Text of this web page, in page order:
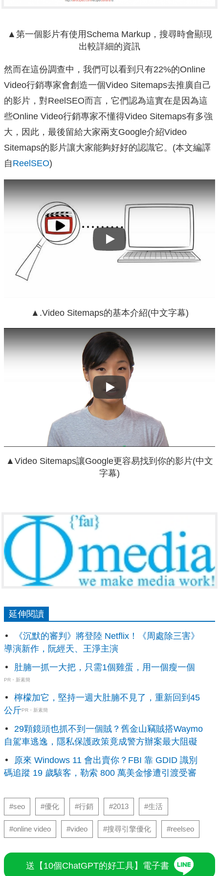
▲第一個影片有使用Schema Markup，搜尋時會顯現
出較詳細的資訊
然而在這份調查中，我們可以看到只有22%的Online
Video行銷專家會創造一個Video Sitemaps去推廣自己
的影片，對ReelSEO而言，它們認為這實在是因為這
些Online Video行銷專家不懂得Video Sitemaps有多強
大，因此，最後留給大家兩支Google介紹Video
Sitemaps的影片讓大家能夠好好的認識它。(本文編譯
自 ReelSEO)
Play
▲.Video Sitemaps的基本介紹(中文字幕)
Play
▲Video Sitemaps讓Google更容易找到你的影片(中文
字幕)
延伸閱讀
《沉默的審判》將登陸 Netflix！《周處除三害》
導演新作，阮經天、王淨主演
肚腩一抓一大把，只需1個雞蛋，用一個瘦一個
PR・新素簡
檸檬加它，堅持一週大肚腩不見了，重新回到45
公斤PR・新素簡
29顆鏡頭也抓不到一個賊？舊金山竊賊搭Waymo
自駕車逃逸，隱私保護政策竟成警方辦案最大阻礙
原來 Windows 11 會出賣你？FBI 靠 GDID 識別
碼追蹤 19 歲駭客，勒索 800 萬美金慘遭引渡受審
#seo #優化 #行銷 #2013 #生活
#online video #video #搜尋引擎優化 #reelseo
送【10個ChatGPT的好工具】電子書